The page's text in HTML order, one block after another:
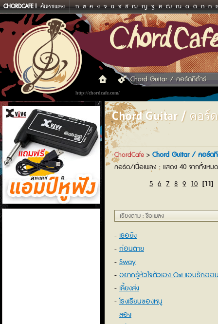
CHORDCAFE ค้นหาเพลง ก ข ค ง จ ฉ ช ซ ฌ ญ ฐ ฑ ฒ ณ ด ต ถ ท
http://chordcafe.com/
Chord Guitar / คอร์ดกีต้าร์
แอมป์หูฟัง
Chord Guitar / คอร์
ChordCafe > Chord Guitar / คอร์ด
คอร์ด/เนื้อเพลง : แสดง 40 จากทั้งหม
5 6 7 8 9 10 [11]
เรียงตาม : ชื่อเพลง
เธอยัง
ก่อนตาย
Sway
อยากรู้หัวใจตัวเอง Ost.แอบรักออ
เลี้ยงส่ง
โรงเรียนของหนู
ลอง